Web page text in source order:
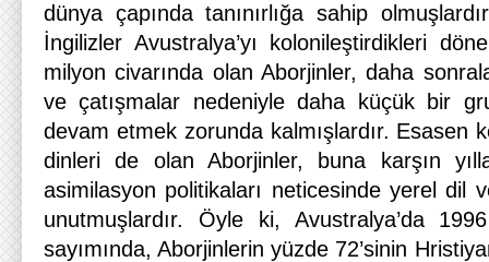
dünya çapında tanınırlığa sahip
İngilizler Avustralya’yı kolonileştirdikleri
milyon civarında olan Aborjinler, daha
ve çatışmalar nedeniyle daha küçük bir
devam etmek zorunda kalmışlardır. Esasen
dinleri de olan Aborjinler, buna karşın
asimilasyon politikaları neticesinde yerel dil
unutmuşlardır. Öyle ki, Avustralya’da
sayımında, Aborjinlerin yüzde 72’sinin